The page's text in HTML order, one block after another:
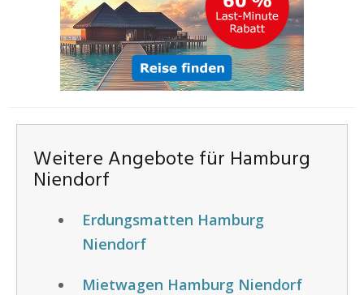
Weitere Angebote für Hamburg
Niendorf
Erdungsmatten Hamburg
Niendorf
Mietwagen Hamburg Niendorf